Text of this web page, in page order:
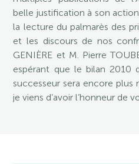
belle justification à son
la lecture du palmarès des
et les discours de nos
GENIÈRE et M. Pierre
espérant que le bilan 2010
successeur sera encore plus
je viens d’avoir l’honneur de